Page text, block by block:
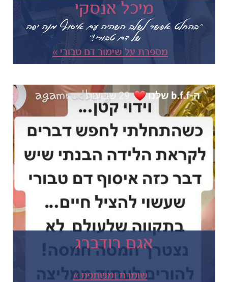
מיכל אנסקי
"בהחלט אפשר לשלב השהיה עם איסוף מנה יפה
של דם טבורי!"
מספרת על שימור דם טבורי »
אגם רודברג
שומרת ומשתפת »